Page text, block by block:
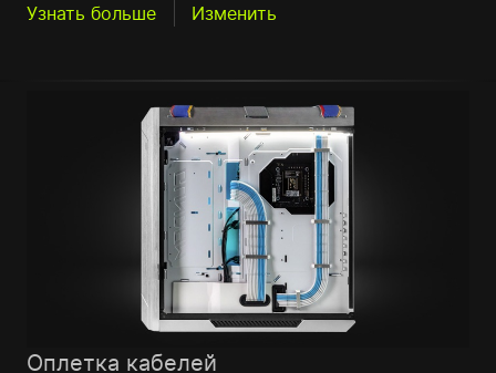
Узнать больше Изменить
Оплетка кабелей